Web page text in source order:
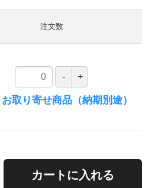
注文数
お取り寄せ商品（納期別途）
カートに入れる